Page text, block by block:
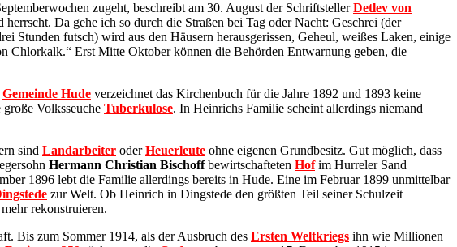
zugeht, beschreibt am 30. August der SchriftstellerDetlev von
Da gehe ich so durch die Straßen bei Tag oder Nacht: Geschrei (der
Stunden futsch) wird aus den Häusern herausgerissen, Geheul, weißes Laken, einige
Chlorkalk.“ Erst Mitte Oktober können die Behörden Entwarnung geben, die
Gemeinde Hude verzeichnet das Kirchenbuch für die Jahre 1892 und 1893 keine
Volksseuche Tuberkulose. In Heinrichs Familie scheint allerdings niemand
sind Landarbeiter oderHeuerleute ohne eigenen Grundbesitz. Gut möglich, dass
Hermann Christian Bischoffbewirtschafteten Hofim Hurreler Sand
1896 lebt die Familie allerdings bereits in Hude. Eine im Februar 1899 unmittelbar
zur Welt. Ob Heinrich in Dingstede den größten Teil seiner Schulzeit
rekonstruieren.
Bis zum Sommer 1914, als der Ausbruch des Ersten Weltkriegs ihn wie Millionen